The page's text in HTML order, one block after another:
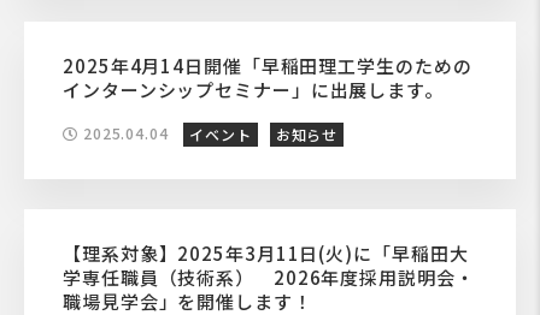
2025年4月14日開催「早稲田理工学生のための
インターンシップセミナー」に出展します。
2025.04.04 イベント お知らせ
【理系対象】2025年3月11日(火)に「早稲田大
学専任職員（技術系） 2026年度採用説明会・
職場見学会」を開催します！